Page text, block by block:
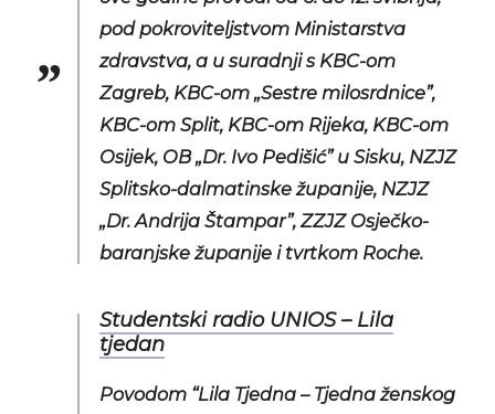
pod pokroviteljstvom Ministarstva
zdravstva, a u suradnji s KBC-om
Zagreb, KBC-om „Sestre milosrdnice”,
KBC-om Split, KBC-om Rijeka, KBC-om
Osijek, OB „Dr. Ivo Pedišić” u Sisku, NZJZ
Splitsko-dalmatinske županije, NZJZ
„Dr. Andrija Štampar”, ZZJZ Osječko-
baranjske županije i tvrtkom Roche.
Studentski radio UNIOS – Lila
tjedan
Povodom “Lila Tjedna – Tjedna ženskog